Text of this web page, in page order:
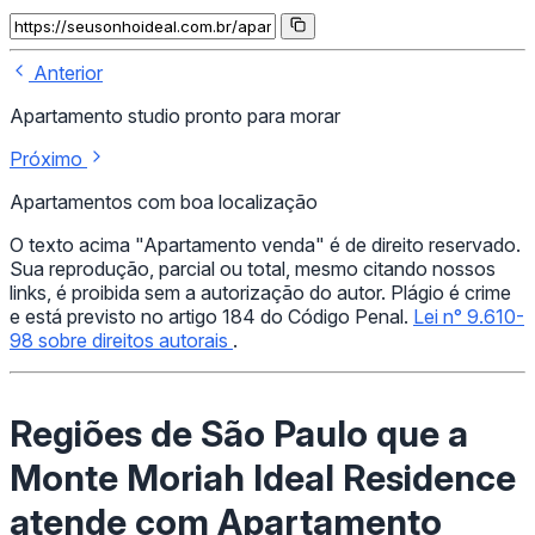
Anterior
Apartamento studio pronto para morar
Próximo
Apartamentos com boa localização
O texto acima "Apartamento venda" é de direito reservado.
Sua reprodução, parcial ou total, mesmo citando nossos
links, é proibida sem a autorização do autor. Plágio é crime
e está previsto no artigo 184 do Código Penal. Lei n° 9.610-
98 sobre direitos autorais .
Regiões de São Paulo que a
Monte Moriah Ideal Residence
atende com Apartamento